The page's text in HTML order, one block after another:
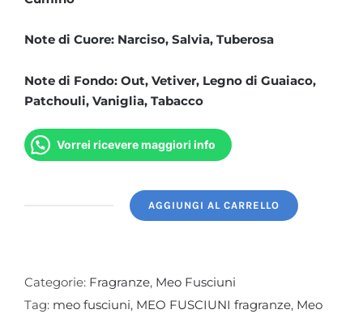
Note di Cuore: Narciso, Salvia, Tuberosa
Note di Fondo: Out, Vetiver, Legno di Guaiaco,
Patchouli, Vaniglia, Tabacco
Vorrei ricevere maggiori info
AGGIUNGI AL CARRELLO
Categorie: Fragranze, Meo Fusciuni
Tag: meo fusciuni, MEO FUSCIUNI fragranze, Meo